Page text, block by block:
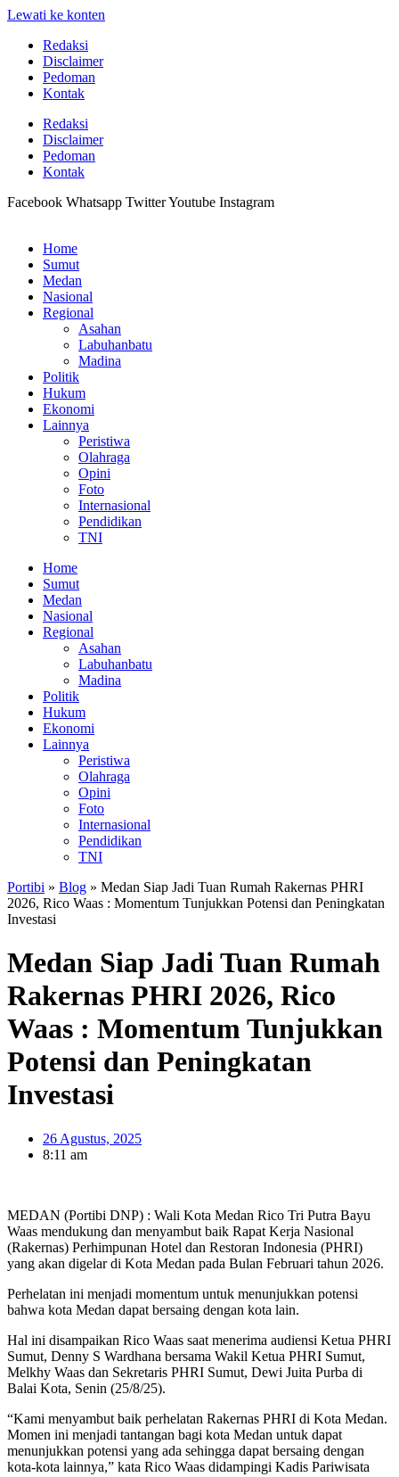
Lewati ke konten
Redaksi
Disclaimer
Pedoman
Kontak
Redaksi
Disclaimer
Pedoman
Kontak
Facebook Whatsapp TwitterYoutube Instagram
Home
Sumut
Medan
Nasional
Regional
Asahan
Labuhanbatu
Madina
Politik
Hukum
Ekonomi
Lainnya
Peristiwa
Olahraga
Opini
Foto
Internasional
Pendidikan
TNI
Home
Sumut
Medan
Nasional
Regional
Asahan
Labuhanbatu
Madina
Politik
Hukum
Ekonomi
Lainnya
Peristiwa
Olahraga
Opini
Foto
Internasional
Pendidikan
TNI
Portibi » Blog » Medan Siap Jadi Tuan Rumah Rakernas PHRI
2026, Rico Waas : Momentum Tunjukkan Potensi dan Peningkatan
Investasi
Medan Siap Jadi Tuan Rumah
Rakernas PHRI 2026, Rico
Waas : Momentum Tunjukkan
Potensi dan Peningkatan
Investasi
26 Agustus, 2025
8:11 am
MEDAN (Portibi DNP) : Wali Kota Medan Rico Tri Putra Bayu
Waas mendukung dan menyambut baik Rapat Kerja Nasional
(Rakernas) Perhimpunan Hotel dan Restoran Indonesia (PHRI)
yang akan digelar di Kota Medan pada Bulan Februari tahun 2026.
Perhelatan ini menjadi momentum untuk menunjukkan potensi
bahwa kota Medan dapat bersaing dengan kota lain.
Hal ini disampaikan Rico Waas saat menerima audiensi Ketua PHRI
Sumut, Denny S Wardhana bersama Wakil Ketua PHRI Sumut,
Melkhy Waas dan Sekretaris PHRI Sumut, Dewi Juita Purba di
Balai Kota, Senin (25/8/25).
“Kami menyambut baik perhelatan Rakernas PHRI di Kota Medan.
Momen ini menjadi tantangan bagi kota Medan untuk dapat
menunjukkan potensi yang ada sehingga dapat bersaing dengan
kota-kota lainnya,” kata Rico Waas didampingi Kadis Pariwisata